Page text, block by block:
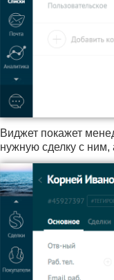
Виджет покажет
нужную сделку с ним,